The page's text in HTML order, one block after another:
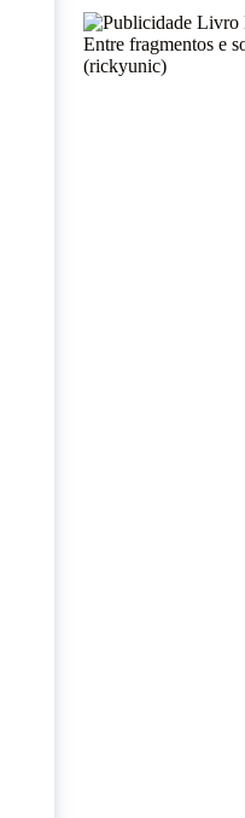
e a espiritualidade.
Conto consigo para
dois. Peace and